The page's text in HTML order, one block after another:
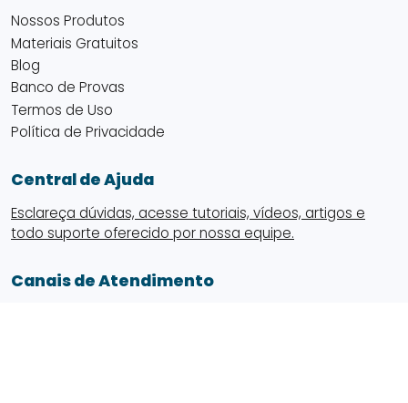
Nossos Produtos
Materiais Gratuitos
Blog
Banco de Provas
Termos de Uso
Política de Privacidade
Central de Ajuda
Esclareça dúvidas, acesse tutoriais, vídeos, artigos e
todo suporte oferecido por nossa equipe.
Canais de Atendimento